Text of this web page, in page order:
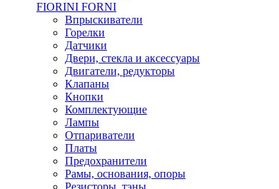
FIORINI FORNI
Впрыскиватели
Горелки
Датчики
Двери, стекла и аксессуары
Двигатели, редукторы
Клапаны
Кнопки
Комплектующие
Лампы
Отпариватели
Платы
Предохранители
Рамы, основания, опоры
Резисторы, тэны